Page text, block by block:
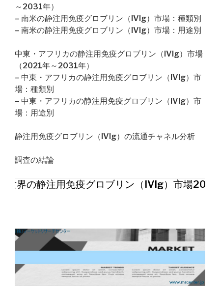
～2031年）
– 南米の静注用免疫グロブリン（IVIg）市場：種類別
– 南米の静注用免疫グロブリン（IVIg）市場：用途別
中東・アフリカの静注用免疫グロブリン（IVIg）市場
（2021年～2031年）
– 中東・アフリカの静注用免疫グロブリン（IVIg）市
場：種類別
– 中東・アフリカの静注用免疫グロブリン（IVIg）市
場：用途別
静注用免疫グロブリン（IVIg）の流通チャネル分析
調査の結論
世界の静注用免疫グロブリン（IVIg）市場